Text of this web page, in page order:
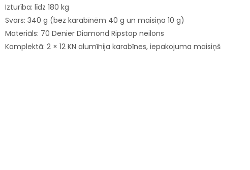
Izturība: līdz 180 kg
Svars: 340 g (bez karabīnēm 40 g un maisiņa 10 g)
Materiāls: 70 Denier Diamond Ripstop neilons
Komplektā: 2 × 12 KN alumīnija karabīnes, iepakojuma maisiņš